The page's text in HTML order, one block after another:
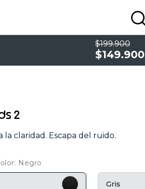
$199.900
$149.900
2
la claridad. Escapa del ruido.
Negro
Gris